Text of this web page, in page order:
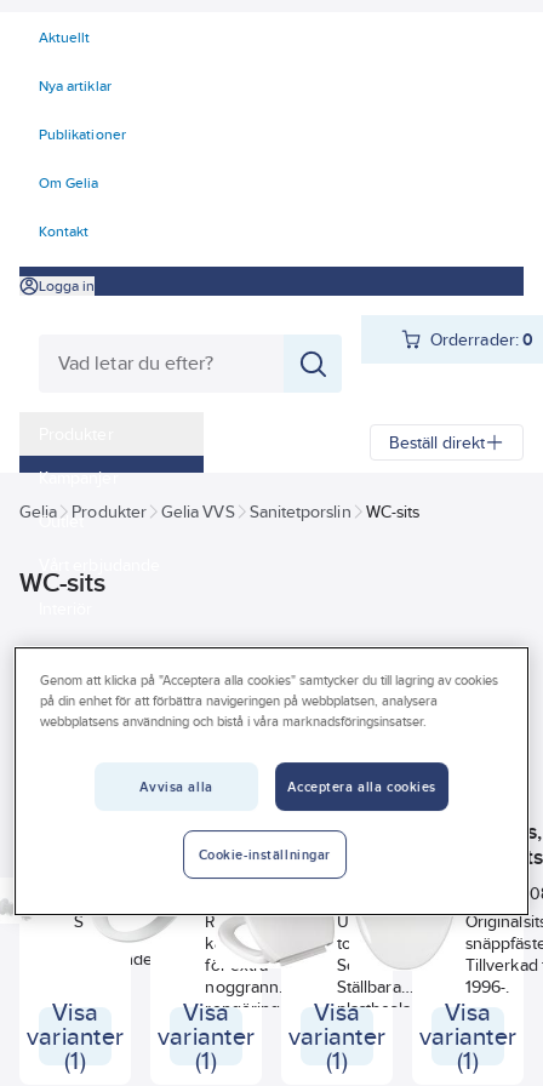
Aktuellt
Nya artiklar
Publikationer
Om Gelia
Kontakt
Logga in
Orderrader:0
Kampanjer
Outlet
Handla hos oss
Guider & inspiration
Beställ direkt
Gelia Produkter Gelia VVS Sanitetporslin WC-sits
WC-sits
Varumärke Lagerförd
Centrumsavstånd bultar
Material Bredd
Mjukstängande gångjärn
Djup
Se
alla Produkter (30)
mjuksits
(1984-)
Sats om 2.
Visa
varianter
(1)
WC-sits,
mjuksits, Ifö
Sign
Art
Ring och lock
kan separeras
för extra
noggrann
rengöring.
Visa
varianter
(1)
ADORA®
WC-sits,
SoftClose,
avstånd,
Adora Basic
Art
Universal
toalettsits med
SoftClose.
Ställbara
plastbeslag
(135-180 mm)
gör att den
passar många
Visa
varianter
(1)
WC-sits,
Tillverkad
1996-.
Visa
varianter
(1)
Genom att klicka på "Acceptera alla cookies" samtycker du till lagring av cookies
på din enhet för att förbättra navigeringen på webbplatsen, analysera
webbplatsens användning och bistå i våra marknadsföringsinsatser.
Avvisa alla Acceptera alla cookies
Cookie-inställningar